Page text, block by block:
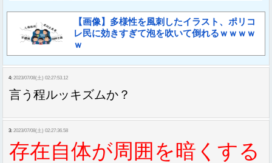
【画像】多様性を風刺したイラスト、ポリコ
レ民に効きすぎて泡を吹いて倒れるｗｗｗｗ
ｗ
4: 2023/07/08(土) 02:27:53.12
言う程ルッキズムか？
3: 2023/07/08(土) 02:27:36.58
存在自体が周囲を暗くする